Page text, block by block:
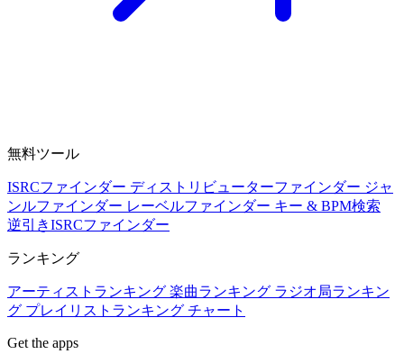
無料ツール
ISRCファインダー ディストリビューターファインダー ジャ
ンルファインダー レーベルファインダー キー & BPM検索
逆引きISRCファインダー
ランキング
アーティストランキング 楽曲ランキング ラジオ局ランキン
グ プレイリストランキング チャート
Get the apps